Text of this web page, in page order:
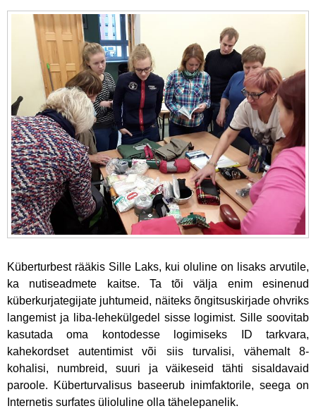
Küberturbest rääkis Sille Laks, kui oluline on lisaks arvutile,
ka nutiseadmete kaitse. Ta tõi välja enim esinenud
küberkurjategijate juhtumeid, näiteks õngitsuskirjade ohvriks
langemist ja liba-lehekülgedel sisse logimist. Sille soovitab
kasutada oma kontodesse logimiseks ID tarkvara,
kahekordset autentimist või siis turvalisi, vähemalt 8-
kohalisi, numbreid, suuri ja väikeseid tähti sisaldavaid
paroole. Küberturvalisus baseerub inimfaktorile, seega on
Internetis surfates ülioluline olla tähelepanelik.